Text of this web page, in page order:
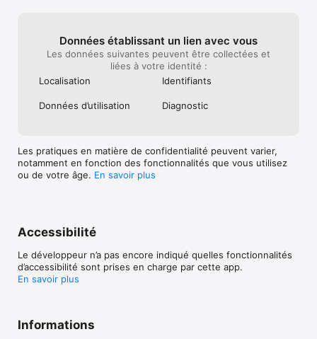
Données établissant un lien avec vous
Les données suivantes peuvent être collectées et
liées à votre identité :
Localisation
Identifiants
Données d’utilisation Diagnostic
Les pratiques en matière de confidentialité peuvent varier,
notamment en fonction des fonctionnalités que vous utilisez
ou de votre âge. En savoir plus
Accessibilité
Le développeur n’a pas encore indiqué quelles fonctionnalités
d’accessibilité sont prises en charge par cette app.
En savoir plus
Informations